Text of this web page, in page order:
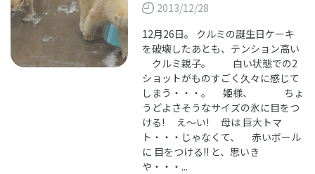
2013/12/28
12月26日。 クルミの誕生日ケーキ
を破壊したあとも、テンション高い
クルミ親子。 白い状態での2
ショットがものすごく久々に感じて
しまう・・・。 姫様、 ちょ
うどよさそうなサイズの氷に目をつ
ける! え～い! 母は 巨大トマ
ト・・・じゃなくて、 赤いボール
に 目をつける!! と、思いき
や・・・...